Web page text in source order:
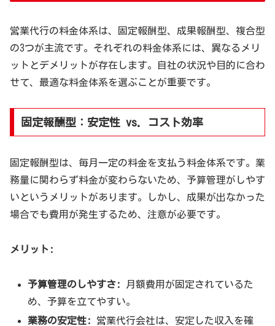
営業代行の料金体系は、固定報酬型、成果報酬型、複合型
の3つが主流です。それぞれの料金体系には、異なるメリ
ットとデメリットが存在します。自社の状況や目的に合わ
せて、最適な料金体系を選ぶことが重要です。
固定報酬型：安定性 vs. コスト効率
固定報酬型は、毎月一定の料金を支払う料金体系です。業
務量に関わらず料金が変わらないため、予算管理がしやす
いというメリットがあります。しかし、成果が出なかった
場合でも費用が発生するため、注意が必要です。
メリット:
予算管理のしやすさ:
月額費用が固定されているた
め、予算を立てやすい。
業務の安定性:
営業代行会社は、安定した収入を確